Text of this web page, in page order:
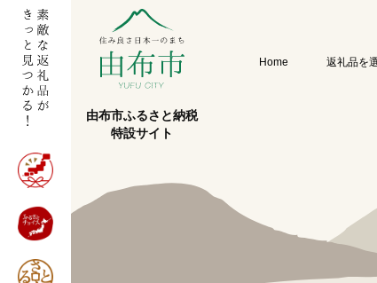
由布市ふるさと納税
特設サイト
Home 返礼品を